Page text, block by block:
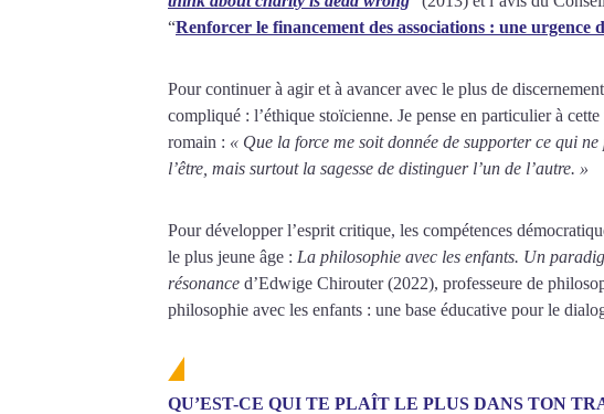
“Renforcer le financement des associations : une urgence
Pour continuer à agir et à avancer avec le plus de
compliqué : l’éthique stoïcienne. Je pense en particulier à
romain : « Que la force me soit donnée de supporter ce qui
l’être, mais surtout la sagesse de distinguer l’un de l’autre. »
Pour développer l’esprit critique, les compétences
le plus jeune âge : La philosophie avec les enfants. Un
résonance d’Edwige Chirouter (2022), professeure de
philosophie avec les enfants : une base éducative pour le
QU’EST-CE QUI TE PLAÎT LE PLUS DANS TON